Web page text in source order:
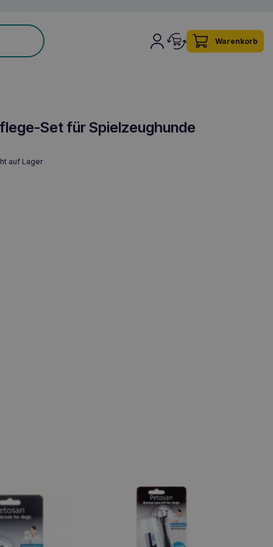
Warenkorb
Set für Spielzeughunde
auf Lager